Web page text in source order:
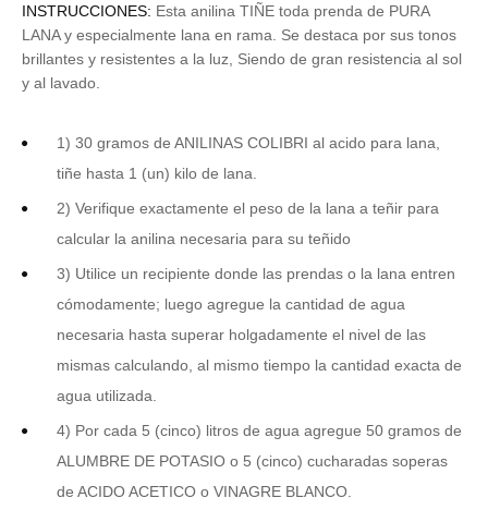
INSTRUCCIONES: Esta anilina TIÑE toda prenda de PURA
LANA y especialmente lana en rama. Se destaca por sus tonos
brillantes y resistentes a la luz, Siendo de gran resistencia al sol
y al lavado.
1) 30 gramos de ANILINAS COLIBRI al acido para lana,
tiñe hasta 1 (un) kilo de lana.
2) Verifique exactamente el peso de la lana a teñir para
calcular la anilina necesaria para su teñido
3) Utilice un recipiente donde las prendas o la lana entren
cómodamente; luego agregue la cantidad de agua
necesaria hasta superar holgadamente el nivel de las
mismas calculando, al mismo tiempo la cantidad exacta de
agua utilizada.
4) Por cada 5 (cinco) litros de agua agregue 50 gramos de
ALUMBRE DE POTASIO o 5 (cinco) cucharadas soperas
de ACIDO ACETICO o VINAGRE BLANCO.